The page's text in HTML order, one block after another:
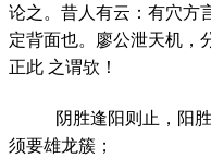
论之。昔人有云：有穴方
定背面也。廖公泄天机，
正此 之谓欤！
阴胜逢阳则止，阳
须要雄龙簇；